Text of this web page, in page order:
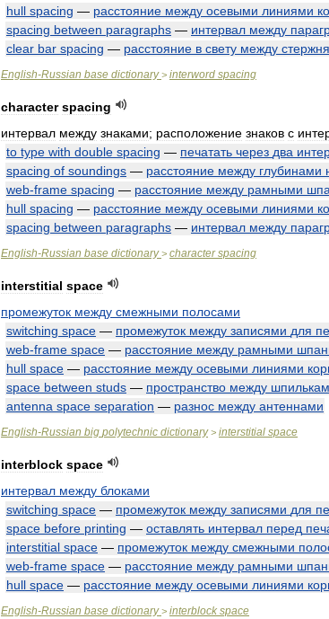
hull spacing — расстояние между осевыми линиями
spacing between paragraphs — интервал между
clear bar spacing — расстояние в свету между
English-Russian base dictionary > interword spacing
character spacing
интервал между знаками; расположение знаков с
to type with double spacing — печатать через два
spacing of soundings — расстояние между глубинами
web-frame spacing — расстояние между рамными
hull spacing — расстояние между осевыми линиями
spacing between paragraphs — интервал между
English-Russian base dictionary > character spacing
interstitial space
промежуток между смежными полосами
switching space — промежуток между записями для
web-frame space — расстояние между рамными
hull space — расстояние между осевыми линиями
space between studs — пространство между
antenna space separation — разнос между антеннами
English-Russian big polytechnic dictionary> interstitial space
interblock space
интервал между блоками
switching space — промежуток между записями для
space before printing — оставлять интервал перед
interstitial space — промежуток между смежными
web-frame space — расстояние между рамными
hull space — расстояние между осевыми линиями
English-Russian base dictionary > interblock space